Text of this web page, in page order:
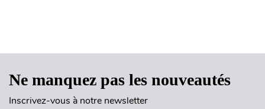
Ne manquez pas les nouveautés
Inscrivez-vous à notre newsletter